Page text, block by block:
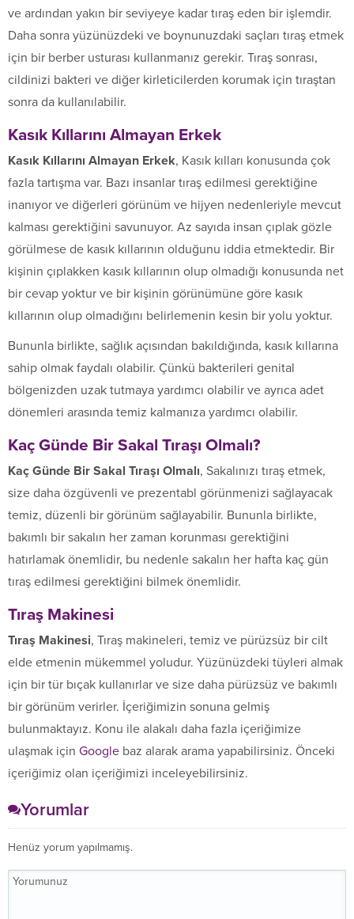
ve ardından yakın bir seviyeye kadar tıraş eden bir işlemdir.
Daha sonra yüzünüzdeki ve boynunuzdaki saçları tıraş etmek
için bir berber usturası kullanmanız gerekir. Tıraş sonrası,
cildinizi bakteri ve diğer kirleticilerden korumak için tıraştan
sonra da kullanılabilir.
Kasık Kıllarını Almayan Erkek
Kasık Kıllarını Almayan Erkek, Kasık kılları konusunda çok
fazla tartışma var. Bazı insanlar tıraş edilmesi gerektiğine
inanıyor ve diğerleri görünüm ve hijyen nedenleriyle mevcut
kalması gerektiğini savunuyor. Az sayıda insan çıplak gözle
görülmese de kasık kıllarının olduğunu iddia etmektedir. Bir
kişinin çıplakken kasık kıllarının olup olmadığı konusunda net
bir cevap yoktur ve bir kişinin görünümüne göre kasık
kıllarının olup olmadığını belirlemenin kesin bir yolu yoktur.
Bununla birlikte, sağlık açısından bakıldığında, kasık kıllarına
sahip olmak faydalı olabilir. Çünkü bakterileri genital
bölgenizden uzak tutmaya yardımcı olabilir ve ayrıca adet
dönemleri arasında temiz kalmanıza yardımcı olabilir.
Kaç Günde Bir Sakal Tıraşı Olmalı?
Kaç Günde Bir Sakal Tıraşı Olmalı, Sakalınızı tıraş etmek,
size daha özgüvenli ve prezentabl görünmenizi sağlayacak
temiz, düzenli bir görünüm sağlayabilir. Bununla birlikte,
bakımlı bir sakalın her zaman korunması gerektiğini
hatırlamak önemlidir, bu nedenle sakalın her hafta kaç gün
tıraş edilmesi gerektiğini bilmek önemlidir.
Tıraş Makinesi
Tıraş Makinesi, Tıraş makineleri, temiz ve pürüzsüz bir cilt
elde etmenin mükemmel yoludur. Yüzünüzdeki tüyleri almak
için bir tür bıçak kullanırlar ve size daha pürüzsüz ve bakımlı
bir görünüm verirler. İçeriğimizin sonuna gelmiş
bulunmaktayız. Konu ile alakalı daha fazla içeriğimize
ulaşmak için Google baz alarak arama yapabilirsiniz. Önceki
içeriğimiz olan içeriğimizi inceleyebilirsiniz.
Yorumlar
Henüz yorum yapılmamış.